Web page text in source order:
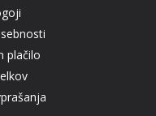
plačilo